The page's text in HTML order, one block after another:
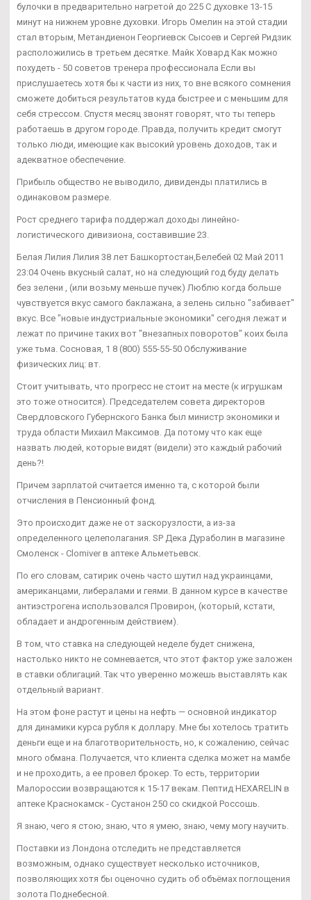
булочки в предварительно нагретой до 225 С духовке 13-15
минут на нижнем уровне духовки. Игорь Омелин на этой стадии
стал вторым, Метандиенон Георгиевск Сысоев и Сергей Ридзик
расположились в третьем десятке. Майк Ховард Как можно
похудеть - 50 советов тренера профессионала Если вы
прислушаетесь хотя бы к части из них, то вне всякого сомнения
сможете добиться результатов куда быстрее и с меньшим для
себя стрессом. Спустя месяц звонят говорят, что ты теперь
работаешь в другом городе. Правда, получить кредит смогут
только люди, имеющие как высокий уровень доходов, так и
адекватное обеспечение.
Прибыль общество не выводило, дивиденды платились в
одинаковом размере.
Рост среднего тарифа поддержал доходы линейно-
логистического дивизиона, составившие 23.
Белая Лилия Лилия 38 лет Башкортостан,Белебей 02 Май 2011
23:04 Очень вкусный салат, но на следующий год буду делать
без зелени , (или возьму меньше пучек) Люблю когда больше
чувствуется вкус самого баклажана, а зелень сильно "забивает"
вкус. Все "новые индустриальные экономики" сегодня лежат и
лежат по причине таких вот "внезапных поворотов" коих была
уже тьма. Сосновая, 1 8 (800) 555-55-50 Обслуживание
физических лиц: вт.
Стоит учитывать, что прогресс не стоит на месте (к игрушкам
это тоже относится). Председателем совета директоров
Свердловского Губернского Банка был министр экономики и
труда области Михаил Максимов. Да потому что как еще
назвать людей, которые видят (видели) это каждый рабочий
день?!
Причем зарплатой считается именно та, с которой были
отчисления в Пенсионный фонд.
Это происходит даже не от заскорузлости, а из-за
определенного целеполагания. SP Дека Дураболин в магазине
Смоленск - Clomiver в аптеке Альметьевск.
По его словам, сатирик очень часто шутил над украинцами,
американцами, либералами и геями. В данном курсе в качестве
антиэстрогена использовался Провирон, (который, кстати,
обладает и андрогенным действием).
В том, что ставка на следующей неделе будет снижена,
настолько никто не сомневается, что этот фактор уже заложен
в ставки облигаций. Так что уверенно можешь выставлять как
отдельный вариант.
На этом фоне растут и цены на нефть — основной индикатор
для динамики курса рубля к доллару. Мне бы хотелось тратить
деньги еще и на благотворительность, но, к сожалению, сейчас
много обмана. Получается, что клиента сделка может на мамбе
и не проходить, а ее провел брокер. То есть, территории
Малороссии возвращаются к 15-17 векам. Пептид HEXARELIN в
аптеке Краснокамск - Сустанон 250 со скидкой Россошь.
Я знаю, чего я стою, знаю, что я умею, знаю, чему могу научить.
Поставки из Лондона отследить не представляется
возможным, однако существует несколько источников,
позволяющих хотя бы оценочно судить об объёмах поглощения
золота Поднебесной.